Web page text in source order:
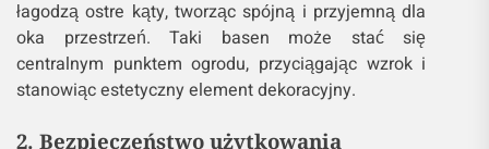
łagodzą ostre kąty, tworząc spójną i przyjemną dla
oka przestrzeń. Taki basen może stać się
centralnym punktem ogrodu, przyciągając wzrok i
stanowiąc estetyczny element dekoracyjny.
2. Bezpieczeństwo użytkowania